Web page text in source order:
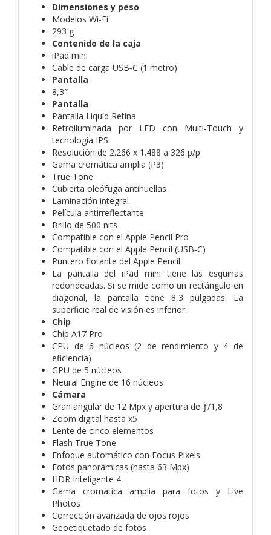
Dimensiones y peso
Modelos Wi-Fi
293 g
Contenido de la caja
iPad mini
Cable de carga USB‑C (1 metro)
Pantalla
8,3″
Pantalla
Pantalla Liquid Retina
Retroiluminada por LED con Multi‑Touch y
tecnología IPS
Resolución de 2.266 x 1.488 a 326 p/p
Gama cromática amplia (P3)
True Tone
Cubierta oleófuga antihuellas
Laminación integral
Película antirreflectante
Brillo de 500 nits
Compatible con el Apple Pencil Pro
Compatible con el Apple Pencil (USB‑C)
Puntero flotante del Apple Pencil
La pantalla del iPad mini tiene las esquinas
redondeadas. Si se mide como un rectángulo en
diagonal, la pantalla tiene 8,3 pulgadas. La
superficie real de visión es inferior.
Chip
Chip A17 Pro
CPU de 6 núcleos (2 de rendimiento y 4 de
eficiencia)
GPU de 5 núcleos
Neural Engine de 16 núcleos
Cámara
Gran angular de 12 Mpx y apertura de ƒ/1,8
Zoom digital hasta x5
Lente de cinco elementos
Flash True Tone
Enfoque automático con Focus Pixels
Fotos panorámicas (hasta 63 Mpx)
HDR Inteligente 4
Gama cromática amplia para fotos y Live
Photos
Corrección avanzada de ojos rojos
Geoetiquetado de fotos